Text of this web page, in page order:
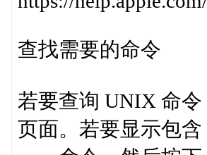
查找需要的命令
若要查询 UNIX 命令
页面。若要显示包含